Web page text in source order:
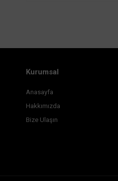
Kurumsal
Anasayfa
Hakkımızda
Bize Ulaşın